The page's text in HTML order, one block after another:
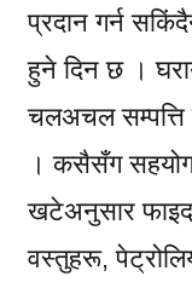
प्रदान गर्न
हुने दिन छ ।
चलअचल सम्पत्ति
। कसैसँग
खटेअनुसार
वस्तुहरू,